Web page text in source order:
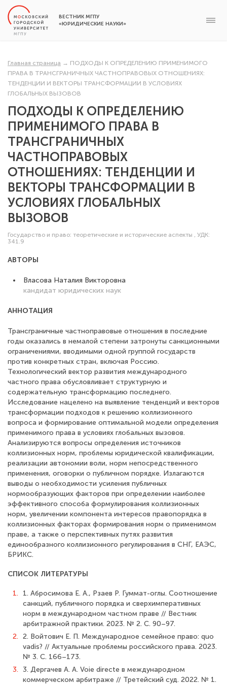
ВЕСТНИК МГПУ
«ЮРИДИЧЕСКИЕ НАУКИ»
Главная страница → ПОДХОДЫ К ОПРЕДЕЛЕНИЮ ПРИМЕНИМОГО
ПРАВА В ТРАНСГРАНИЧНЫХ ЧАСТНОПРАВОВЫХ ОТНОШЕНИЯХ:
ТЕНДЕНЦИИ И ВЕКТОРЫ ТРАНСФОРМАЦИИ В УСЛОВИЯХ
ГЛОБАЛЬНЫХ ВЫЗОВОВ
ПОДХОДЫ К ОПРЕДЕЛЕНИЮ
ПРИМЕНИМОГО ПРАВА В
ТРАНСГРАНИЧНЫХ
ЧАСТНОПРАВОВЫХ
ОТНОШЕНИЯХ: ТЕНДЕНЦИИ И
ВЕКТОРЫ ТРАНСФОРМАЦИИ В
УСЛОВИЯХ ГЛОБАЛЬНЫХ
ВЫЗОВОВ
Государство и право: теоретические и исторические аспекты , УДК:
341.9
АВТОРЫ
Власова Наталия Викторовна
кандидат юридических наук
АННОТАЦИЯ
Трансграничные частноправовые отношения в последние
годы оказались в немалой степени затронуты санкционными
ограничениями, вводимыми одной группой государств
против конкретных стран, включая Россию.
Технологический вектор развития международного
частного права обусловливает структурную и
содержательную трансформацию последнего.
Исследование нацелено на выявление тенденций и векторов
трансформации подходов к решению коллизионного
вопроса и формирование оптимальной модели определения
применимого права в условиях глобальных вызовов.
Анализируются вопросы определения источников
коллизионных норм, проблемы юридической квалификации,
реализации автономии воли, норм непосредственного
применения, оговорки о публичном порядке. Излагаются
выводы о необходимости усиления публичных
нормообразующих факторов при определении наиболее
эффективного способа формулирования коллизионных
норм, увеличении компонента интересов правопорядка в
коллизионных факторах формирования норм о применимом
праве, а также о перспективных путях развития
единообразного коллизионного регулирования в СНГ, ЕАЭС,
БРИКС.
СПИСОК ЛИТЕРАТУРЫ
1.
1. Абросимова Е. А., Рзаев Р. Гуммат-оглы. Соотношение
санкций, публичного порядка и сверхимперативных
норм в международном частном праве // Вестник
арбитражной практики. 2023. № 2. С. 90–97.
2. 2. Войтович Е. П. Международное семейное право: quo
vadis? // Актуальные проблемы российского права. 2023.
№ 3. С. 166–173.
3. 3. Дергачев А. А. Voie directe в международном
коммерческом арбитраже // Третейский суд. 2022. № 1.